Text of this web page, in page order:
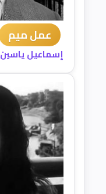
عمل ميم
إسماعيل ياسين